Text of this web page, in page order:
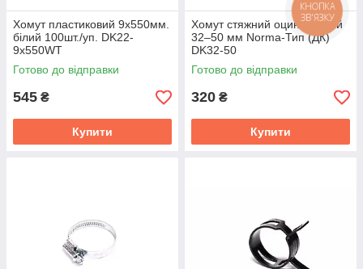
Хомут пластиковий 9х550мм.
білий 100шт./уп. DK22-
9х550WT
Готово до відправки
545 ₴
Купити
Хомут стяжний оцинкований
32–50 мм Norma-Тип (ДК)
DK32-50
Готово до відправки
320 ₴
Купити
КНОПКА
ЗВ'ЯЗКУ